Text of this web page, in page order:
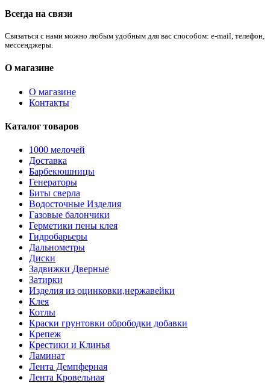
Всегда на связи
Связаться с нами можно любым удобным для вас способом: e-mail, телефон,
мессенджеры.
О магазине
О магазине
Контакты
Каталог товаров
1000 мелочей
Доставка
Барбекюшницы
Генераторы
Биты сверла
Водосточные Изделия
Газовые балончики
Герметики пены клея
Гидробарьеры
Дальнометры
Диски
Задвижки Дверные
Затирки
Изделия из оцинковки,нержавейки
Клея
Котлы
Краски грунтовки обрободки добавки
Крепеж
Крестики и Клинья
Ламинат
Лента Демпферная
Лента Кровельная